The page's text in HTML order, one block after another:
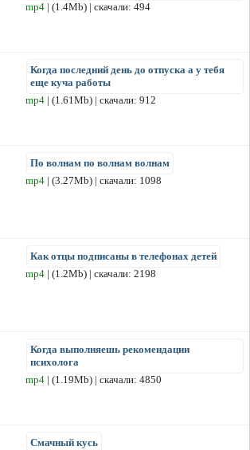
mp4 | (1.4Mb) | скачали: 494
Когда последний день до отпуска а у тебя
еще куча работы
mp4 | (1.61Mb) | скачали: 912
По волнам по волнам волнам
mp4 | (3.27Mb) | скачали: 1098
Как отцы подписаны в телефонах детей
mp4 | (1.2Mb) | скачали: 2198
Когда выполняешь рекомендации
психолога
mp4 | (1.19Mb) | скачали: 4850
Смачный кусь